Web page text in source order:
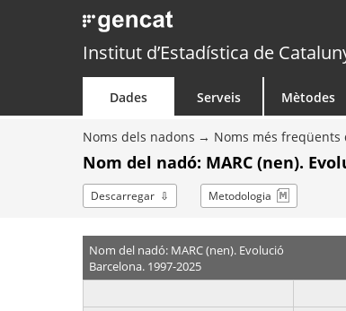
Institut d’Estadística de
Dades Serveis Mètodes
Noms dels nadons Noms més freqüents
Nom del nadó: MARC (nen).
Descarregar Metodologia
Nom del nadó: MARC (nen). Evolució
Barcelona. 1997-2025